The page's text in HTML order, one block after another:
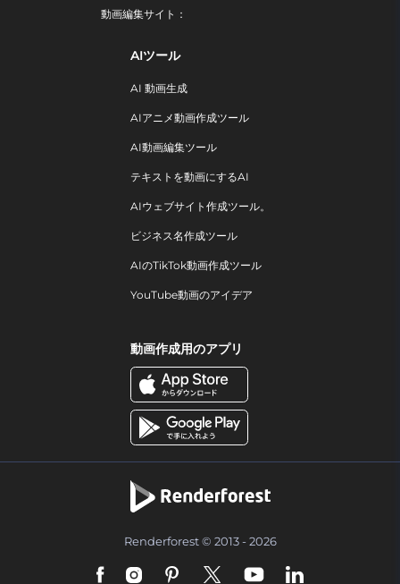
動画編集サイト：
AIツール
AI 動画生成
AIアニメ動画作成ツール
AI動画編集ツール
テキストを動画にするAI
AIウェブサイト作成ツール。
ビジネス名作成ツール
AIのTikTok動画作成ツール
YouTube動画のアイデア
動画作成用のアプリ
Renderforest © 2013 - 2026